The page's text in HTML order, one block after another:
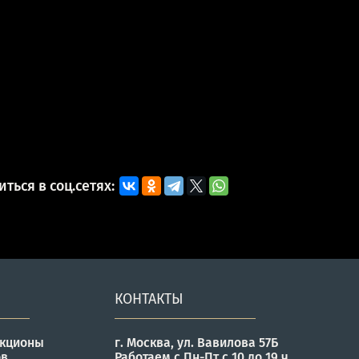
в соц.сетях:
КОНТАКТЫ
г. Москва, ул. Вавилова 57Б